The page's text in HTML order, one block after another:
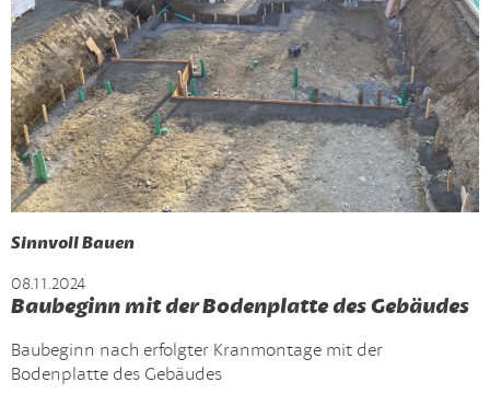
Sinnvoll Bauen
08.11.2024
Baubeginn mit der Bodenplatte des Gebäudes
Baubeginn nach erfolgter Kranmontage mit der
Bodenplatte des Gebäudes